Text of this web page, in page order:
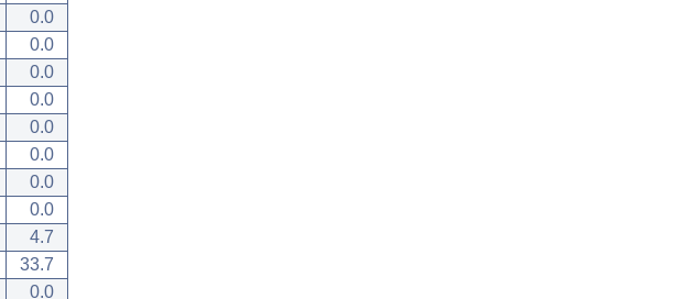
0.0
0.0
0.0
0.0
0.0
0.0
0.0
0.0
4.7
33.7
0.0